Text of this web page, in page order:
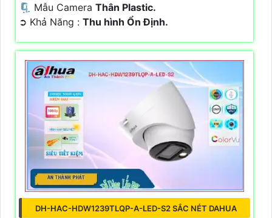
🗜️ Mẫu Camera Thân Plastic.
️➲ Khả Năng : Thu hình Ổn Định.
DH-HAC-HDW1239TLQP-A-LED-S2 SẮC NÉT DAHUA